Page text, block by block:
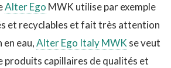
Alter Ego MWK utilise par exemple
et recyclables et fait très attention
eau,Alter Ego Italy MWK se veut
produits capillaires de qualités et